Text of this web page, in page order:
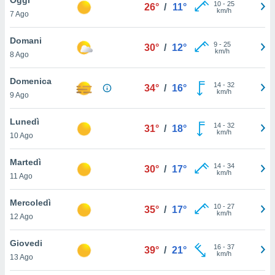
è
al sito
di
ci
di
il
un
la
nella
7 Ago
26° / 11° 10- 25
km/h
Domani
8 Ago
30° / 12° 9- 25
km/h
Domenica
9 Ago
34° / 16° 14- 32
km/h
Lunedì
10 Ago
31° / 18° 14- 32
km/h
Martedì
11 Ago
30° / 17° 14- 34
km/h
Mercoledì
12 Ago
35° / 17° 10- 27
km/h
Giovedi
13 Ago
39° / 21° 16- 37
km/h